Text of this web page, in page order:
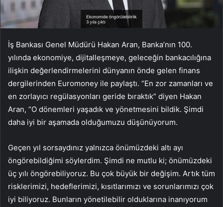
İş Bankası Genel Müdürü Hakan Aran, Banka’nın 100.
yılında ekonomiye, dijitalleşmeye, geleceğin bankacılığına
ilişkin değerlendirmelerini dünyanın önde gelen finans
dergilerinden Euromoney ile paylaştı. “En zor zamanları ve
en zorlayıcı regülasyonları geride bıraktık” diyen Hakan
Aran, “O dönemleri yaşadık ve yönetmesini bildik. Şimdi
daha iyi bir aşamada olduğumuzu düşünüyorum.
Geçen yıl sorsaydınız yalnızca önümüzdeki altı ayı
öngörebildiğimi söylerdim. Şimdi ne mutlu ki; önümüzdeki
üç yılı öngörebiliyoruz. Bu çok büyük bir değişim. Artık tüm
risklerimizi, hedeflerimizi, kısıtlarımızı ve sorunlarımızı çok
iyi biliyoruz. Bunların yönetilebilir olduklarına inanıyorum